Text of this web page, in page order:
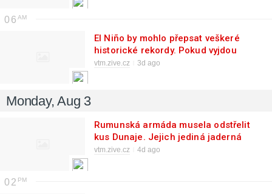
06
El Niño by mohlo přepsat veškeré
historické rekordy. Pokud vyjdou
odhady, příští rok nás čeká ještě větší
vtm.zive.cz 3d ago
Monday, Aug 3
Rumunská armáda musela odstřelit
kus Dunaje. Jejich jediná jaderná
elektrárna je na suchu
vtm.zive.cz 4d ago
02